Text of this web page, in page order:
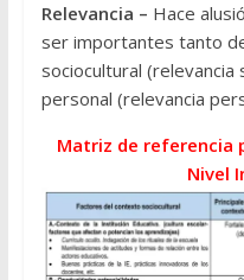
Relevancia – Hace
ser importantes tanto
sociocultural (relevancia
personal (relevancia
Matriz de referencia
Nivel